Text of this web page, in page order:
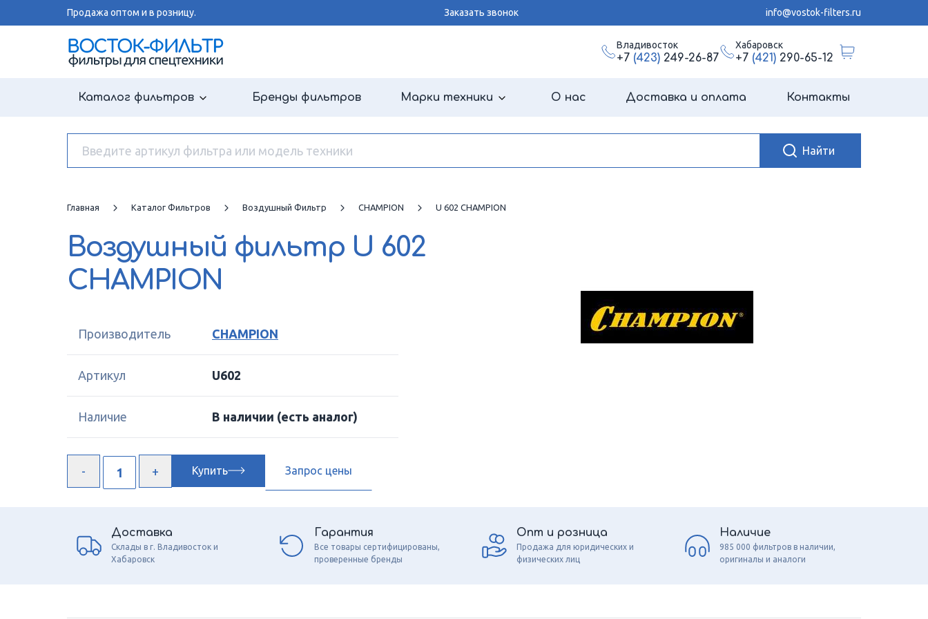
Продажа оптом и в розницу. Заказать звонок info@vostok-filters.ru
Владивосток
+7 (423)249-26-87
Хабаровск
+7 (421)290-65-12
Каталог фильтров Бренды фильтров Марки техники О нас Доставка и оплата Контакты
Главная Каталог Фильтров Воздушный Фильтр CHAMPION U 602 CHAMPION
Воздушный фильтр U 602
CHAMPION
Производитель CHAMPION
Артикул U602
Наличие В наличии (есть аналог)
Купить Запрос цены
Доставка
Склады в г. Владивосток и
Хабаровск
Гарантия
Все товары сертифицированы,
проверенные бренды
Опт и розница
Продажа для юридических и
физических лиц
Наличие
985 000 фильтров в наличии,
оригиналы и аналоги